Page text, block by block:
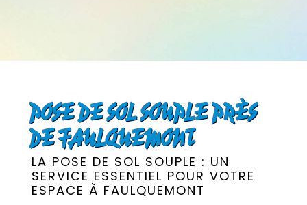
POSE DE SOL SOUPLE PRÈS
DE FAULQUEMONT
LA POSE DE SOL SOUPLE : UN
SERVICE ESSENTIEL POUR VOTRE
ESPACE À FAULQUEMONT